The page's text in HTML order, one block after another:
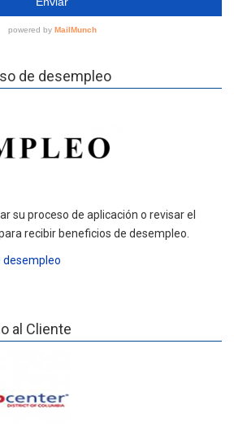
de desempleo
su proceso de aplicación o revisar el
recibir beneficios de desempleo.
desempleo
al Cliente